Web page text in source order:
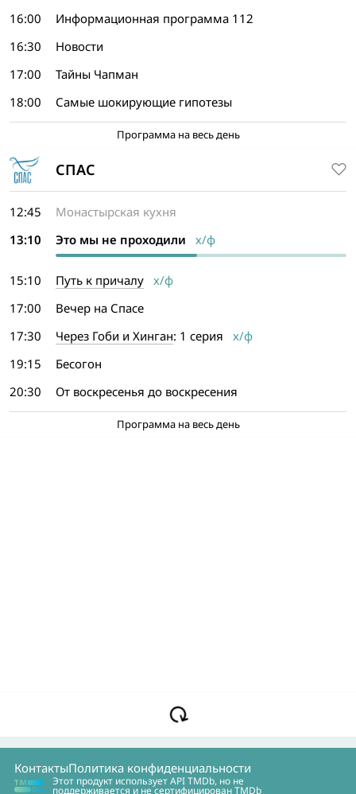
16:00
Информационная программа 112
16:30
Новости
17:00
Тайны Чапман
18:00
Самые шокирующие гипотезы
Программа на весь день
СПАС
12:45
Монастырская кухня
13:10
Это мы не проходили х/ф
15:10 Путь к причалу х/ф
17:00
Вечер на Спасе
17:30
Через Гоби и Хинган: 1 серия х/ф
19:15
Бесогон
20:30
От воскресенья до воскресения
Программа на весь день
КонтактыПолитика конфиденциальности
Этот продукт использует API TMDb, но не
поддерживается и не сертифицирован TMDb